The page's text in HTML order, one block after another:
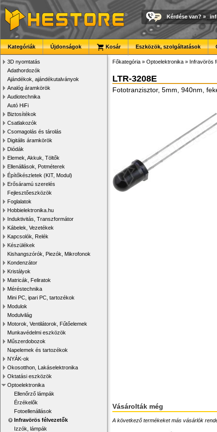
Kérdése van? »
Kategóriák Újdonságok Kosár Eszközök, szolgáltatások
3D nyomtatás
Adathordozók
Ajándékok, ajándékutalványok
Analóg áramkörök
Audiotechnika
Autó HiFi
Biztosítékok
Csatlakozók
Csomagolás és tárolás
Digitális áramkörök
Diódák
Elemek, Akkuk, Töltők
Ellenállások, Potméterek
Építőkészletek (KIT, Modul)
Erősáramú szerelés
Fejlesztőeszközök
Foglalatok
Hobbielektronika.hu
Induktivitás, Transzformátor
Kábelek, Vezetékek
Kapcsolók, Relék
Készülékek
Kishangszórók, Piezók, Mikrofonok
Kondenzátor
Kristályok
Matricák, Feliratok
Méréstechnika
Mini PC, ipari PC, tartozékok
Modulok
Modulvilág
Motorok, Ventilátorok, Fűtőelemek
Munkavédelmi eszközök
Műszerdobozok
Napelemek és tartozékok
NYÁK-ok
Okosotthon, Lakáselektronika
Oktatási eszközök
Optoelektronika
Ellenőrző lámpák
Érzékelők
Fotoellenállások
Infravörös félvezetők
Izzók, lámpák
Főkategória » Optoelektronika » Infravörös
LTR-3208E
Fototranzisztor, 5mm, 940nm,
Vásárolták még
A következő termékeket más vásárlók